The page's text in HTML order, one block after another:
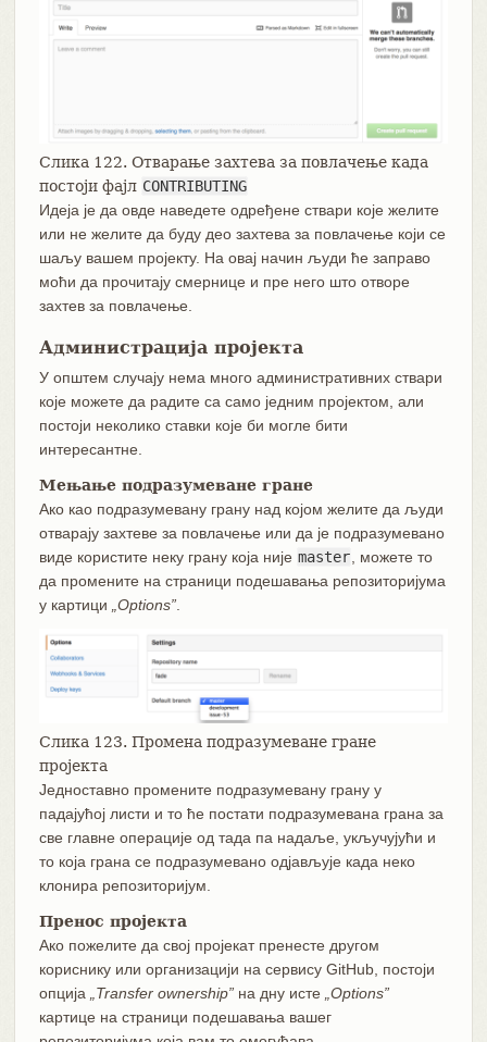
Слика 122. Отварање захтева за повлачење када
постоји фајл CONTRIBUTING
Идеја је да овде наведете одређене ствари које желите
или не желите да буду део захтева за повлачење који се
шаљу вашем пројекту. На овај начин људи ће заправо
моћи да прочитају смернице и пре него што отворе
захтев за повлачење.
Администрација пројекта
У општем случају нема много административних ствари
које можете да радите са само једним пројектом, али
постоји неколико ставки које би могле бити
интересантне.
Мењање подразумеване гране
Ако као подразумевану грану над којом желите да људи
отварају захтеве за повлачење или да је подразумевано
виде користите неку грану која није master, можете то
да промените на страници подешавања репозиторијума
у картици „Options”.
Слика 123. Промена подразумеване гране
пројекта
Једноставно промените подразумевану грану у
падајућој листи и то ће постати подразумевана грана за
све главне операције од тада па надаље, укључујући и
то која грана се подразумевано одјављује када неко
клонира репозиторијум.
Пренос пројекта
Ако пожелите да свој пројекат пренесте другом
кориснику или организацији на сервису GitHub, постоји
опција
„Transfer ownership”на дну исте „Options”
картице на страници подешавања вашег